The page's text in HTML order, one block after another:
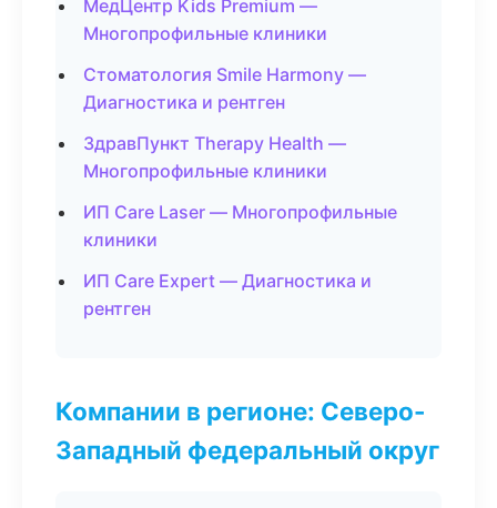
МедЦентр Kids Premium —
Многопрофильные клиники
Стоматология Smile Harmony —
Диагностика и рентген
ЗдравПункт Therapy Health —
Многопрофильные клиники
ИП Care Laser — Многопрофильные
клиники
ИП Care Expert — Диагностика и
рентген
Компании в регионе: Северо-
Западный федеральный округ